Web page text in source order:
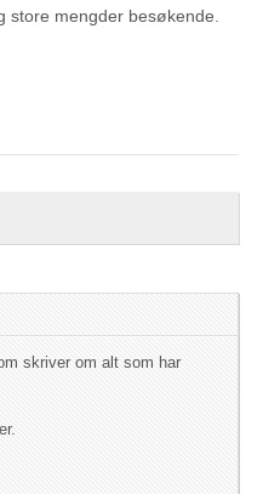
store mengder besøkende.
skriver om alt som har